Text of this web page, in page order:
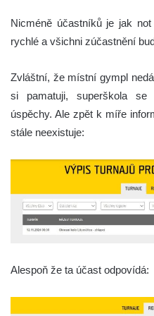
Nicméně účastníků je jak
rychlé a všichni zúčastnění
Zvláštní, že místní gympl
si pamatuji, superškola
úspěchy. Ale zpět k míře
stále neexistuje:
Alespoň že ta účast odpovídá: